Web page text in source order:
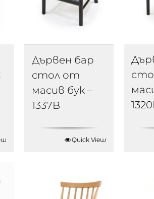
Дървен бар
стол от
масив бук –
1337B
Quick View